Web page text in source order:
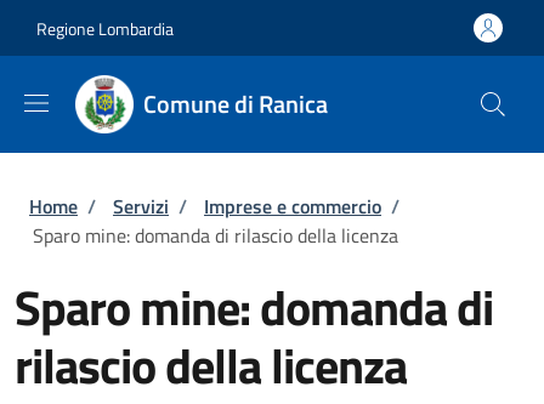
Regione Lombardia
Comune di Ranica
Briciole di pane
Home / Servizi / Imprese e commercio /
Sparo mine: domanda di rilascio della licenza
Sparo mine: domanda di
rilascio della licenza